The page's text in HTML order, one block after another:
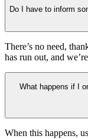
Do I have to inform
There’s no need,
has run out, and
What happens if I
When this happens,